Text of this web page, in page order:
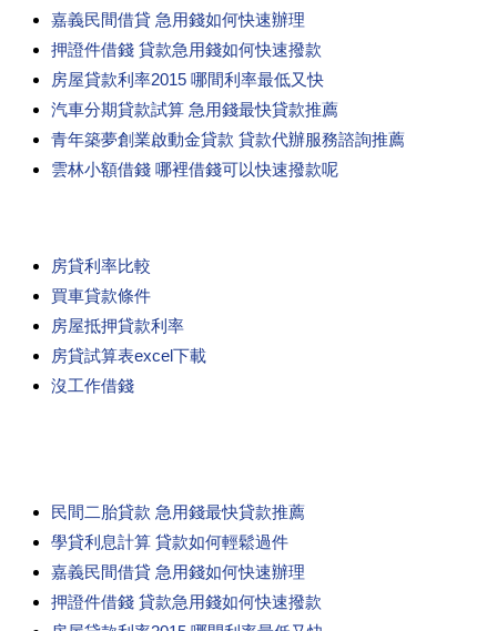
嘉義民間借貸 急用錢如何快速辦理
押證件借錢 貸款急用錢如何快速撥款
房屋貸款利率2015 哪間利率最低又快
汽車分期貸款試算 急用錢最快貸款推薦
青年築夢創業啟動金貸款 貸款代辦服務諮詢推薦
雲林小額借錢 哪裡借錢可以快速撥款呢
房貸利率比較
買車貸款條件
房屋抵押貸款利率
房貸試算表excel下載
沒工作借錢
民間二胎貸款 急用錢最快貸款推薦
學貸利息計算 貸款如何輕鬆過件
嘉義民間借貸 急用錢如何快速辦理
押證件借錢 貸款急用錢如何快速撥款